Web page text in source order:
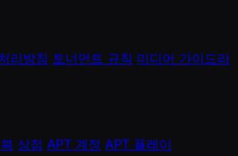
리방침 토너먼트 규칙 미디어 가이드라
상점 APT 계정 APT 플레이